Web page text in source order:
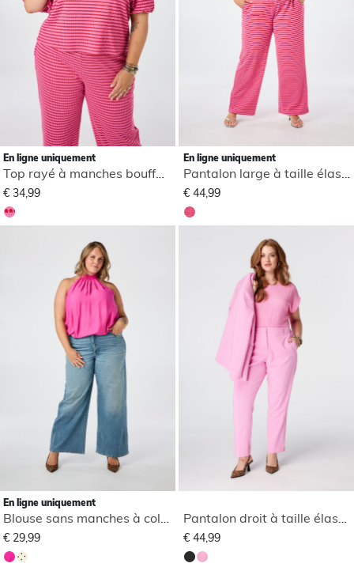
En ligne uniquement
Top rayé à manches bouffantes
€ 34,99
En ligne uniquement
€ 44,99
En ligne uniquement
€ 29,99 € 44,99